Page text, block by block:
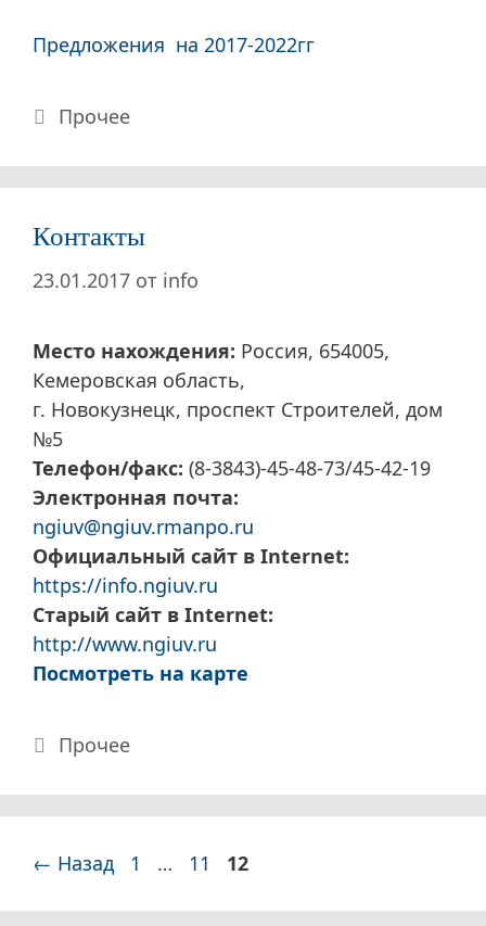
Предложения на 2017-2022гг
Рубрики
Прочее
Контакты
23.01.2017 от info
Место нахождения: Россия, 654005,
Кемеровская область,
г. Новокузнецк, проспект Строителей, дом
№5
Телефон/факс: (8-3843)-45-48-73/45-42-19
Электронная почта:
ngiuv@ngiuv.rmanpo.ru
Официальный сайт в Internet:
https://info.ngiuv.ru
Старый сайт в Internet:
http://www.ngiuv.ru
Посмотреть на карте
Рубрики
Прочее
← Назад Страница
1 … Страница
11 Страница
12